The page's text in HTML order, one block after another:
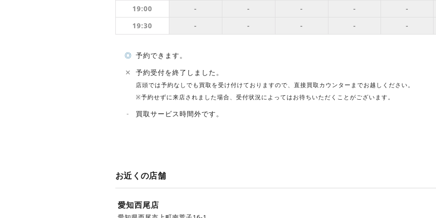
19:00
- - - - -
19:30
- - - - -
◎ 予約できます。
✕
予約受付を終了しました。
店頭では予約なしでも買取を受け付けておりますので、直接買取カウンターまでお越しください。
※予約せずに来店されました場合、受付状況によってはお待ちいただくことがございます。
- 買取サービス時間外です。
お近くの店舗
愛知西尾店